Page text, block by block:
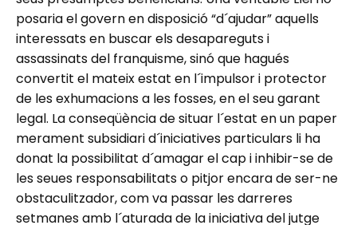
posaria el govern en disposició “d´ajudar” aquells
interessats en buscar els desapareguts i
assassinats del franquisme, sinó que hagués
convertit el mateix estat en l´impulsor i protector
de les exhumacions a les fosses, en el seu garant
legal. La conseqüència de situar l´estat en un paper
merament subsidiari d´iniciatives particulars li ha
donat la possibilitat d´amagar el cap i inhibir-se de
les seues responsabilitats o pitjor encara de ser-ne
obstaculitzador, com va passar les darreres
setmanes amb l´aturada de la iniciativa del jutge